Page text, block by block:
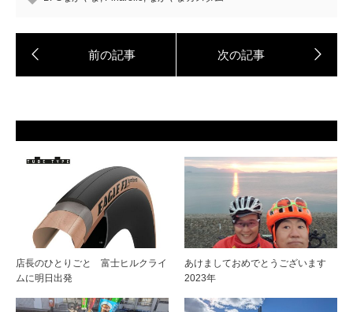
店長のひとりごと 富士ヒルクライ
ムに明日出発
あけましておめでとうございます
2023年